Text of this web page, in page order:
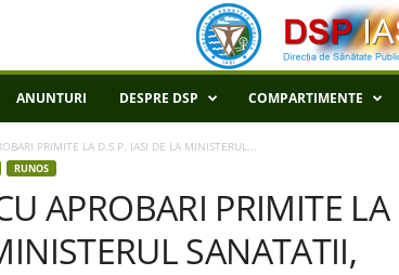
ANUNTURI DESPRE DSP COMPARTIMENTE
PRIMITE LA D.S.P. IASI DE LA MINISTERUL...
RUNOS
APROBARI PRIMITE LA
SANATATII,